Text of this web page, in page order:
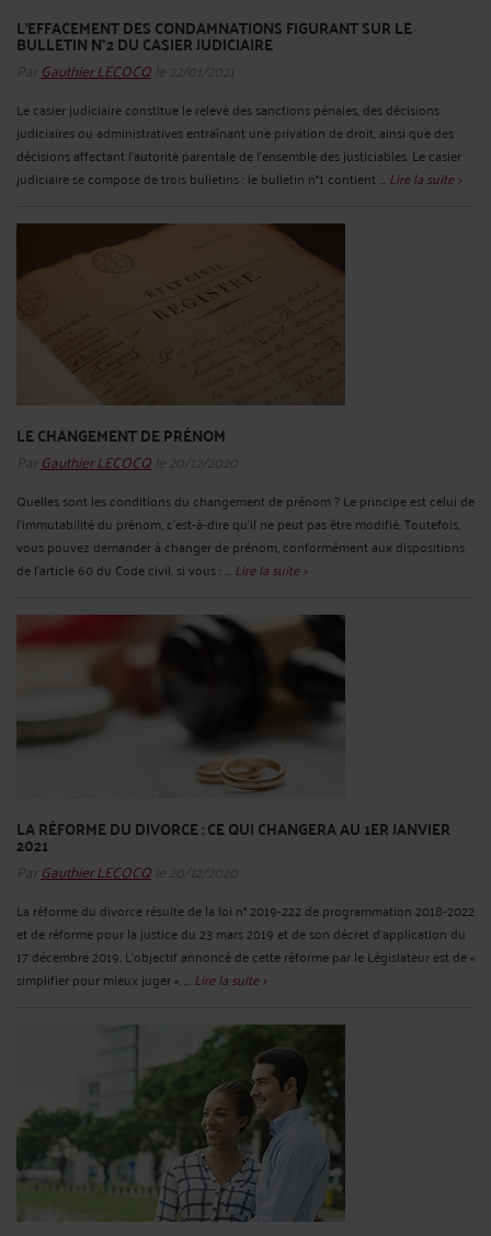
L’EFFACEMENT DES CONDAMNATIONS FIGURANT SUR LE
BULLETIN N°2 DU CASIER JUDICIAIRE
Par Gauthier LECOCQ le 22/01/2021
Le casier judiciaire constitue le relevé des sanctions pénales, des décisions
judiciaires ou administratives entraînant une privation de droit, ainsi que des
décisions affectant l'autorité parentale de l'ensemble des justiciables. Le casier
judiciaire se compose de trois bulletins : le bulletin n°1 contient ... Lire la suite >
LE CHANGEMENT DE PRÉNOM
Par Gauthier LECOCQ le 20/12/2020
Quelles sont les conditions du changement de prénom ? Le principe est celui de
l’immutabilité du prénom, c’est-à-dire qu’il ne peut pas être modifié. Toutefois,
vous pouvez demander à changer de prénom, conformément aux dispositions
de l’article 60 du Code civil, si vous : ... Lire la suite >
LA RÉFORME DU DIVORCE : CE QUI CHANGERA AU 1ER JANVIER
2021
Par Gauthier LECOCQ le 20/12/2020
La réforme du divorce résulte de la loi n° 2019-222 de programmation 2018-2022
et de réforme pour la justice du 23 mars 2019 et de son décret d’application du
17 décembre 2019. L’objectif annoncé de cette réforme par le Législateur est de «
simplifier pour mieux juger ». ... Lire la suite >